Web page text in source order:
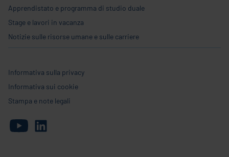
Apprendistato e programma di studio duale
Stage e lavori in vacanza
Notizie sulle risorse umane e sulle carriere
Informativa sulla privacy
Informativa sui cookie
Stampa e note legali